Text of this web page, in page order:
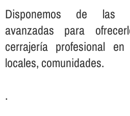
Disponemos de las
avanzadas para
cerrajerí­a profesional
locales, comunidades.
.